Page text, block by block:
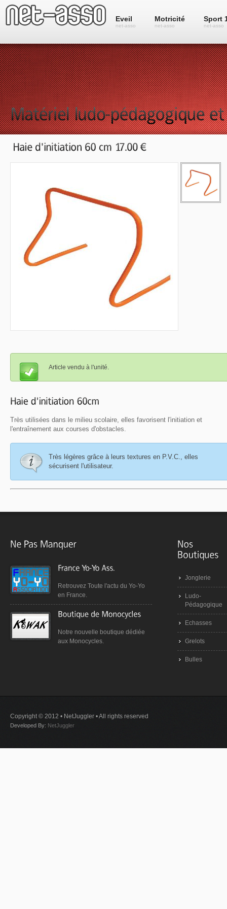
Eveil
net-asso
Motricité
net-asso
Sport
net-asso
Article vendu à l'unité.
Très utilisées dans le milieu scolaire, elles favorisent l'initiation et
l'entraînement aux courses d'obstacles.
Très légères grâce à leurs textures en P.V.C., elles
sécurisent l'utilisateur.
Retrouvez Toute l'actu du Yo-Yo
en France.
Notre nouvelle boutique dédiée
aux Monocycles.
Jonglerie
Ludo-
Pédagogique
Echasses
Grelots
Bulles
Copyright © 2012 • NetJuggler • All rights reserved
Developed By: NetJuggler